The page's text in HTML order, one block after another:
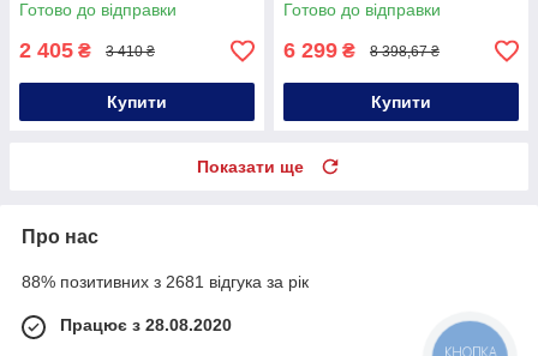
Готово до відправки
2 405 ₴ 3 410 ₴
Купити
Готово до відправки
6 299 ₴ 8 398,67 ₴
Купити
Показати ще
Про нас
88% позитивних з 2681 відгука за рік
Працює з 28.08.2020